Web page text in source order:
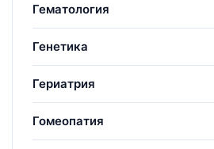
Гематология
Генетика
Гериатрия
Гомеопатия